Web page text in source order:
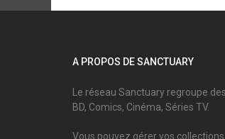
A PROPOS DE SANCTUARY
Le réseau Sanctuary regroupe
BD, Comics, Cinéma, Séries TV.
Vous pouvez gérer vos